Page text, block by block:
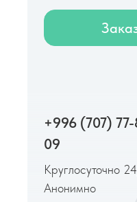
+996 (707)
09
Круглосуточно
Анонимно